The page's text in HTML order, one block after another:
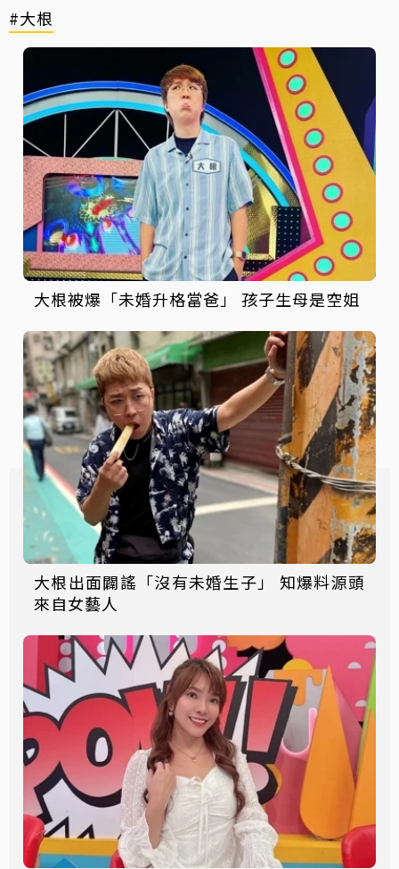
#大根
大根被爆「未婚升格當爸」 孩子生母是空姐
大根出面闢謠「沒有未婚生子」 知爆料源頭
來自女藝人